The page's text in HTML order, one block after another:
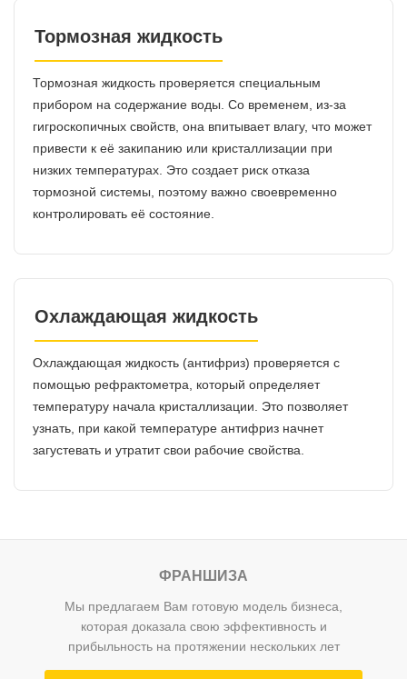
Тормозная жидкость
Тормозная жидкость проверяется специальным
прибором на содержание воды. Со временем, из-за
гигроскопичных свойств, она впитывает влагу, что может
привести к её закипанию или кристаллизации при
низких температурах. Это создает риск отказа
тормозной системы, поэтому важно своевременно
контролировать её состояние.
Охлаждающая жидкость
Охлаждающая жидкость (антифриз) проверяется с
помощью рефрактометра, который определяет
температуру начала кристаллизации. Это позволяет
узнать, при какой температуре антифриз начнет
загустевать и утратит свои рабочие свойства.
ФРАНШИЗА
Мы предлагаем Вам готовую модель бизнеса,
которая доказала свою эффективность и
прибыльность на протяжении нескольких лет